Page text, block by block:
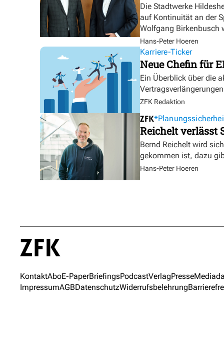
Die Stadtwerke
auf Kontinuität an der
Wolfgang Birkenbusch
Hans-Peter Hoeren
Karriere-Ticker
Neue Chefin für
Ein Überblick über die
ZFK Redaktion
Reichelt verlässt
Bernd Reichelt wird
gekommen ist, dazu
Hans-Peter Hoeren
KontaktAboE-PaperBriefingsPodcastVerlagPresse
ImpressumAGBDatenschutzWiderrufsbelehrung